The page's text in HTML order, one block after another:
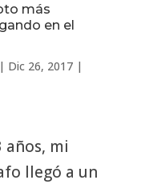
más
en el
| Dic 26, 2017|
años, mi
llegó a un